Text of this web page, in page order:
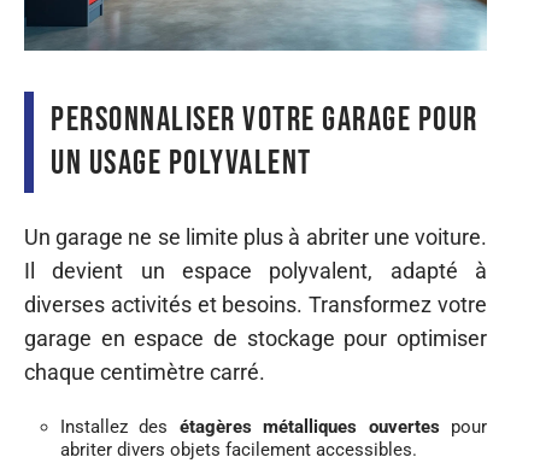
Personnaliser votre garage pour
un usage polyvalent
Un garage ne se limite plus à abriter une voiture.
Il devient un espace polyvalent, adapté à
diverses activités et besoins. Transformez votre
garage en espace de stockage pour optimiser
chaque centimètre carré.
Installez des étagères métalliques ouvertes pour
abriter divers objets facilement accessibles.